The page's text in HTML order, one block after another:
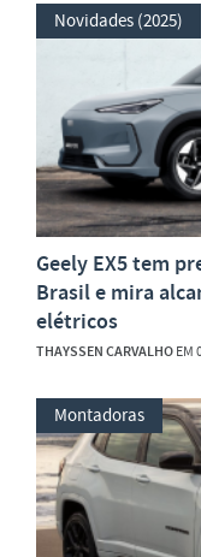
Novidades (2025)
Geely EX5 tem
Brasil e mira
elétricos
THAYSSEN CARVALHOEM
Montadoras